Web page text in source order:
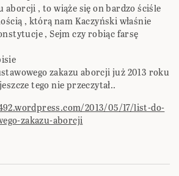
aborcji , to wiąże się on bardzo ściśle
, którą nam Kaczyński właśnie
, Sejm czy robiąc farsę
zakazu aborcji już 2013 roku
tego nie przeczytał..
2013/05/17/list-do-
zakazu-aborcji